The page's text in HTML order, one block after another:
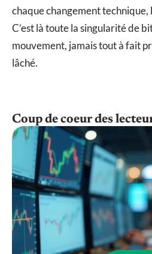
chaque changement technique,
C’est là toute la singularité de
mouvement, jamais tout à fait
lâché.
Coup de coeur des